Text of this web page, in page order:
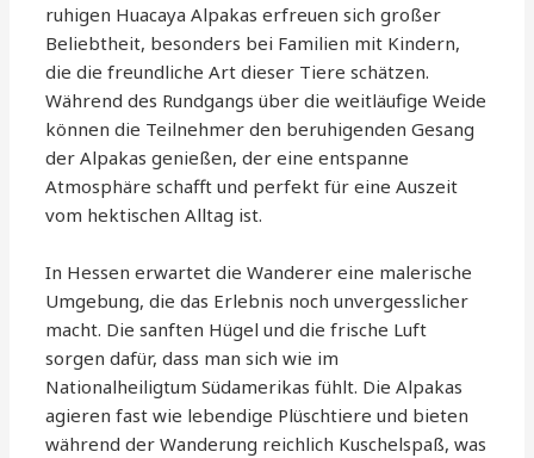
ruhigen Huacaya Alpakas erfreuen sich großer
Beliebtheit, besonders bei Familien mit Kindern,
die die freundliche Art dieser Tiere schätzen.
Während des Rundgangs über die weitläufige Weide
können die Teilnehmer den beruhigenden Gesang
der Alpakas genießen, der eine entspanne
Atmosphäre schafft und perfekt für eine Auszeit
vom hektischen Alltag ist.
In Hessen erwartet die Wanderer eine malerische
Umgebung, die das Erlebnis noch unvergesslicher
macht. Die sanften Hügel und die frische Luft
sorgen dafür, dass man sich wie im
Nationalheiligtum Südamerikas fühlt. Die Alpakas
agieren fast wie lebendige Plüschtiere und bieten
während der Wanderung reichlich Kuschelspaß, was